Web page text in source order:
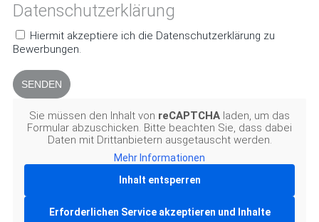
Datenschutzerklärung
Hiermit akzeptiere ich die Datenschutzerklärung zu
Bewerbungen.
Sie müssen den Inhalt von reCAPTCHA laden, um das
Formular abzuschicken. Bitte beachten Sie, dass dabei
Daten mit Drittanbietern ausgetauscht werden.
Mehr Informationen
Inhalt entsperren
Erforderlichen Service akzeptieren und Inhalte